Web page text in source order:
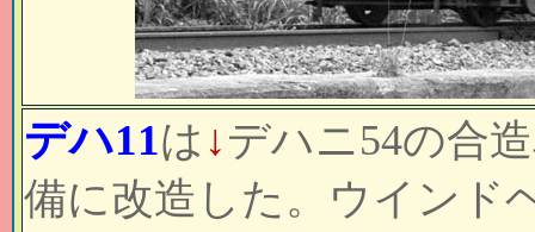
デハ11は ↓デハニ54の合
備に改造した。ウインド